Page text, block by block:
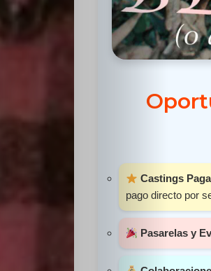
Casting
SHEIN
Casting
Casting
HolliKids
Contacto
Castings
pago directo por
Pasarelas y